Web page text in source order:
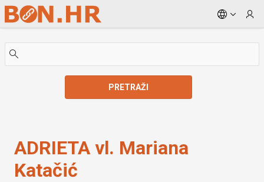
Skip to Main Content
PRETRAŽI
ADRIETA vl. Mariana
Katačić